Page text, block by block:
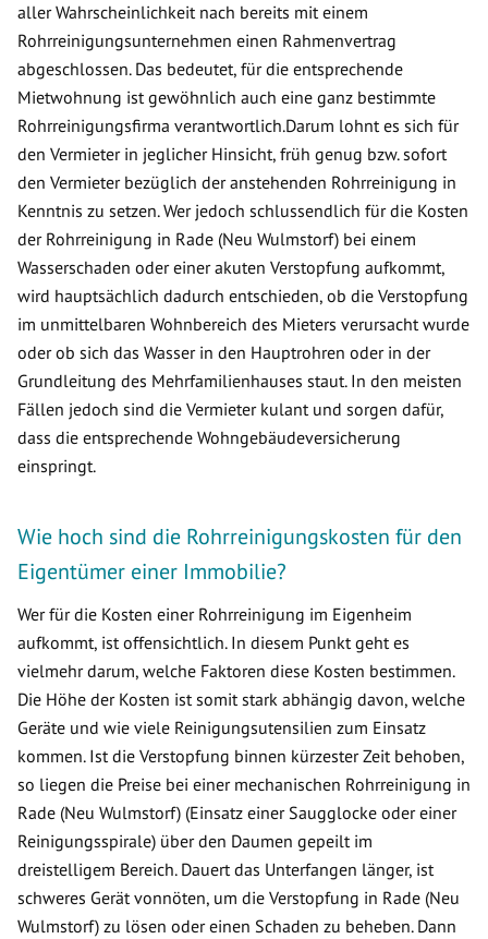
aller Wahrscheinlichkeit nach bereits mit einem
Rohrreinigungsunternehmen einen Rahmenvertrag
abgeschlossen. Das bedeutet, für die entsprechende
Mietwohnung ist gewöhnlich auch eine ganz bestimmte
Rohrreinigungsfirma verantwortlich.Darum lohnt es sich für
den Vermieter in jeglicher Hinsicht, früh genug bzw. sofort
den Vermieter bezüglich der anstehenden Rohrreinigung in
Kenntnis zu setzen. Wer jedoch schlussendlich für die Kosten
der Rohrreinigung in Rade (Neu Wulmstorf) bei einem
Wasserschaden oder einer akuten Verstopfung aufkommt,
wird hauptsächlich dadurch entschieden, ob die Verstopfung
im unmittelbaren Wohnbereich des Mieters verursacht wurde
oder ob sich das Wasser in den Hauptrohren oder in der
Grundleitung des Mehrfamilienhauses staut. In den meisten
Fällen jedoch sind die Vermieter kulant und sorgen dafür,
dass die entsprechende Wohngebäudeversicherung
einspringt.
Wie hoch sind die Rohrreinigungskosten für den
Eigentümer einer Immobilie?
Wer für die Kosten einer Rohrreinigung im Eigenheim
aufkommt, ist offensichtlich. In diesem Punkt geht es
vielmehr darum, welche Faktoren diese Kosten bestimmen.
Die Höhe der Kosten ist somit stark abhängig davon, welche
Geräte und wie viele Reinigungsutensilien zum Einsatz
kommen. Ist die Verstopfung binnen kürzester Zeit behoben,
so liegen die Preise bei einer mechanischen Rohrreinigung in
Rade (Neu Wulmstorf) (Einsatz einer Saugglocke oder einer
Reinigungsspirale) über den Daumen gepeilt im
dreistelligem Bereich. Dauert das Unterfangen länger, ist
schweres Gerät vonnöten, um die Verstopfung in Rade (Neu
Wulmstorf) zu lösen oder einen Schaden zu beheben. Dann